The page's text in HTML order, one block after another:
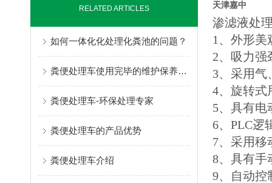
RELATED ARTICLES
如何一体化化处理化粪池的问题？
粪便处理车使用完毕的维护保养工作，你知道多少？
粪便处理车-环保处理专家
粪便处理车的产品优势
粪便处理车介绍
天津嘉中
渗滤液处
1、外形
2、吸力强
3、采用气
4、旋转式
5、具有电
6、PLC逻
7、采用移
8、具有手
9、自动控